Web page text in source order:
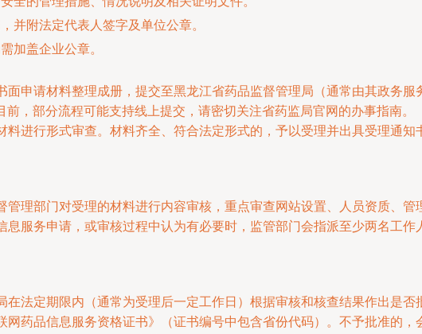
并附法定代表人签字及单位公章。
加盖企业公章。
面申请材料整理成册，提交至黑龙江省药品监督管理局（通常由其政务
，部分流程可能支持线上提交，请密切关注省药监局官网的办事指南。
料进行形式审查。材料齐全、符合法定形式的，予以受理并出具受理通
管理部门对受理的材料进行内容审核，重点审查网站设置、人员资质、管
息服务申请，或审核过程中认为有必要时，监管部门会指派至少两名工
在法定期限内（通常为受理后一定工作日）根据审核和核查结果作出是否
网药品信息服务资格证书》（证书编号中包含省份代码）。不予批准的，